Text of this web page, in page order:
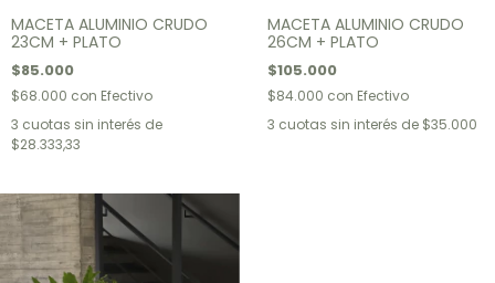
MACETA ALUMINIO CRUDO
23CM + PLATO
$85.000
$68.000 con Efectivo
3 cuotas sin interés de
$28.333,33
MACETA ALUMINIO CRUDO
26CM + PLATO
$105.000
$84.000 con Efectivo
3 cuotas sin interés de $35.000